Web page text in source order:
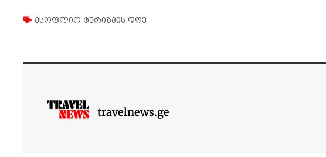
მსოფლიო ტურიზმის დღე
travelnews.ge